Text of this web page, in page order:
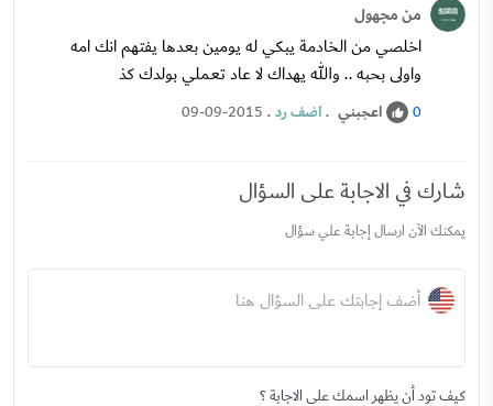
من مجهول
اخلصي من الخادمة يبكي له يومين بعدها يفتهم انك امه
واولى بحبه .. والله يهداك لا عاد تعملي بولدك كذ
0 اعجبني .اضف رد.
09-09-2015
شارك في الاجابة على السؤال
يمكنك الآن ارسال إجابة علي سؤال
أضف إجابتك على السؤال هنا
كيف تود أن يظهر اسمك على الاجابة ؟